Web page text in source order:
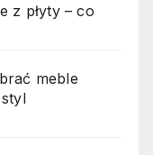
z płyty – co
meble